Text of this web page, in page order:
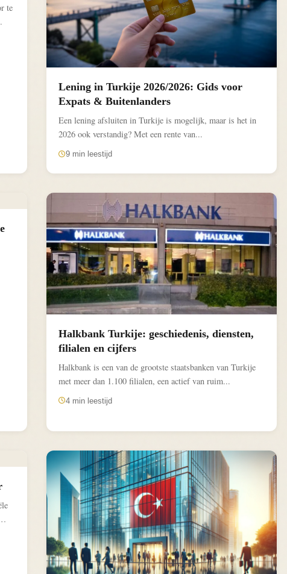
te
Lening in Turkije 2026/2026: Gids voor
Expats & Buitenlanders
Een lening afsluiten in Turkije is mogelijk, maar is het in
2026 ook verstandig? Met een rente van...
9 min leestijd
Halkbank Turkije: geschiedenis, diensten,
filialen en cijfers
Halkbank is een van de grootste staatsbanken van Turkije
met meer dan 1.100 filialen, een actief van ruim...
4 min leestijd